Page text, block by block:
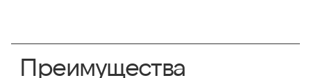
Преимущества